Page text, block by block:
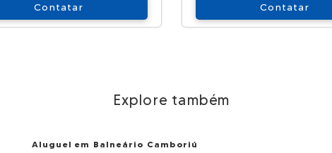
Contatar Contatar
Explore também
Aluguel em Balneário Camboriú